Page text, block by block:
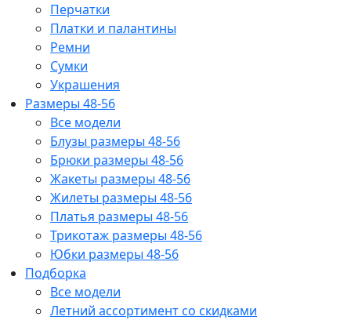
Перчатки
Платки и палантины
Ремни
Сумки
Украшения
Размеры 48-56
Все модели
Блузы размеры 48-56
Брюки размеры 48-56
Жакеты размеры 48-56
Жилеты размеры 48-56
Платья размеры 48-56
Трикотаж размеры 48-56
Юбки размеры 48-56
Подборка
Все модели
Летний ассортимент со скидками